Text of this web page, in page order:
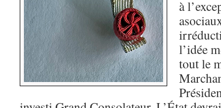
à
l’idée
tout le